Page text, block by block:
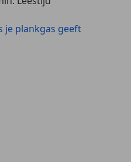
je plankgas geeft